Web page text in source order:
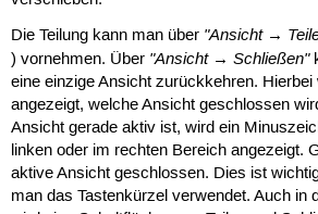
Die Teilung kann man über "Ansicht →
) vornehmen. Über "Ansicht → Schließen"
eine einzige Ansicht zurückkehren.
angezeigt, welche Ansicht geschlossen
Ansicht gerade aktiv ist, wird ein
linken oder im rechten Bereich angezeigt.
aktive Ansicht geschlossen. Dies ist
man das Tastenkürzel verwendet. Auch in